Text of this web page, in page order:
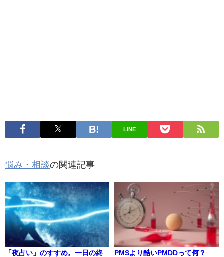
LINE
悩み・相談の関連記事
「夜占い」のすすめ。一日の終
PMSより酷いPMDDって何？